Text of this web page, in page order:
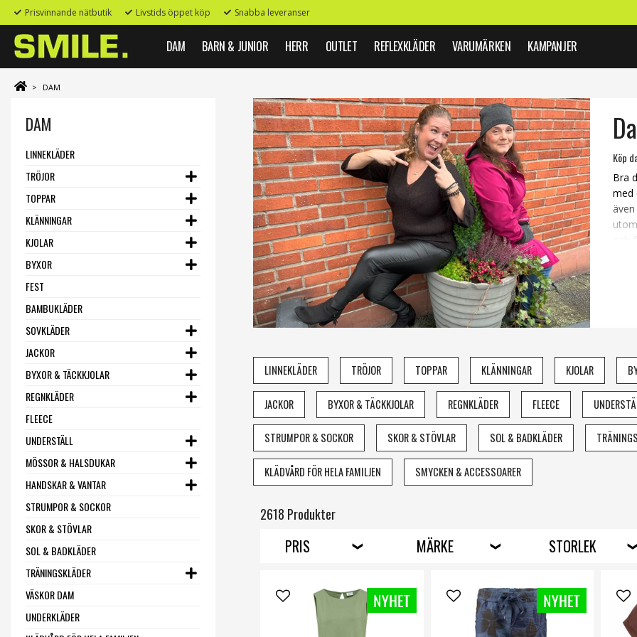
Prisvinnande nätbutik Livstids öppet köp Snabba leveranser
DAM BARN & JUNIOR HERR OUTLET REFLEXKLÄDER VARUMÄRKEN KAMPANJER
> DAM
DAM
LINNEKLÄDER
TRÖJOR
TOPPAR
KLÄNNINGAR
KJOLAR
BYXOR
FEST
BAMBUKLÄDER
SOVKLÄDER
JACKOR
BYXOR & TÄCKKJOLAR
REGNKLÄDER
FLEECE
UNDERSTÄLL
MÖSSOR & HALSDUKAR
HANDSKAR & VANTAR
STRUMPOR & SOCKOR
SKOR & STÖVLAR
SOL & BADKLÄDER
TRÄNINGSKLÄDER
VÄSKOR DAM
UNDERKLÄDER
Köp
Bra
med
rätt
LINNEKLÄDER TRÖJOR TOPPAR KLÄNNINGAR KJOLAR
JACKOR BYXOR & TÄCKKJOLAR REGNKLÄDER FLEECE
STRUMPOR & SOCKOR SKOR & STÖVLAR SOL & BADKLÄDER
KLÄDVÅRD FÖR HELA FAMILJEN SMYCKEN & ACCESSOARER
2618 Produkter
PRIS MÄRKE STORLEK